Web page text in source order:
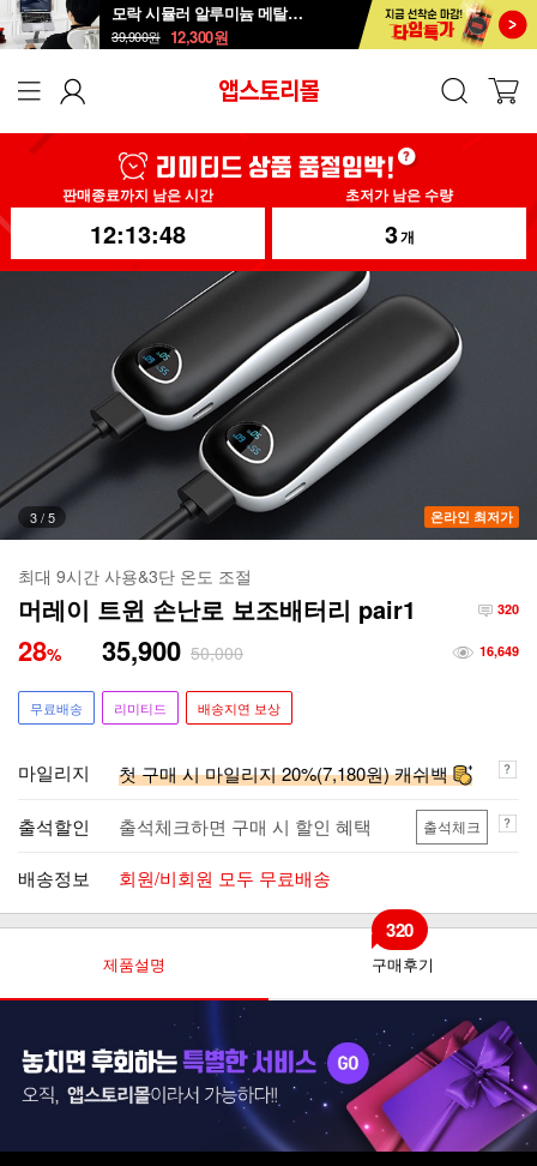
모락 시뮬러 알루미늄 메탈 접이식 노트북 거치대S
39,900원 12,300원
판매종료까지 남은 시간
12:13:45
초저가 남은 수량
3개
4/5 온라인 최저가
최대 9시간 사용&3단 온도 조절
머레이 트윈 손난로 보조배터리 pair1 320
28% 35,900 50,000 16,649
무료배송 리미티드 배송지연 보상
마일리지 첫 구매 시 마일리지 20%(7,180원) 캐쉬백
출석할인 출석체크하면 구매 시 할인 혜택 출석체크
배송정보 회원/비회원 모두 무료배송
제품설명 구매후기
320